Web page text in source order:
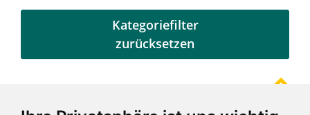
Kategoriefilter
zurücksetzen